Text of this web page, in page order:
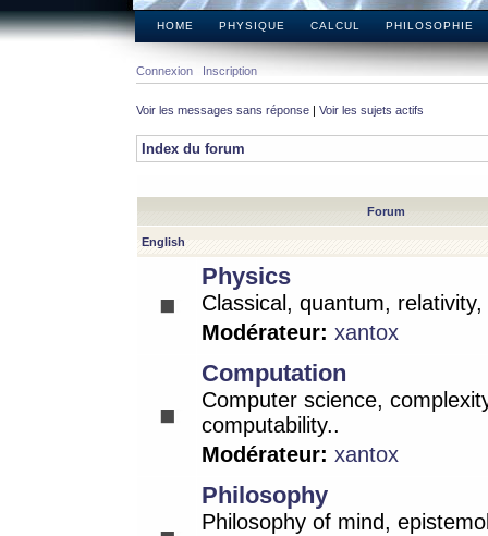
HOME PHYSIQUE CALCUL PHILOSOPHIE
Connexion Inscription
Voir les messages sans réponse | Voir les sujets actifs
Index du forum
Forum
English
Physics
Classical, quantum,
Modérateur: xantox
Computation
Computer science,
computability..
Modérateur: xantox
Philosophy
Philosophy of mind,